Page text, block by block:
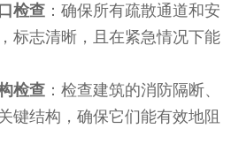
检查 ：确保所有疏散通道和安
标志清晰，且在紧急情况下能
检查 ：检查建筑的消防隔断、
键结构，确保它们能有效地阻